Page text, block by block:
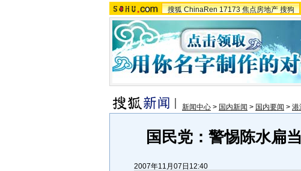
搜狐 ChinaRen 17173 焦点房地产 搜狗
新闻中心 > 国内新闻 > 国内要闻 > 港
国民党：警惕陈水扁
2007年11月07日12:40